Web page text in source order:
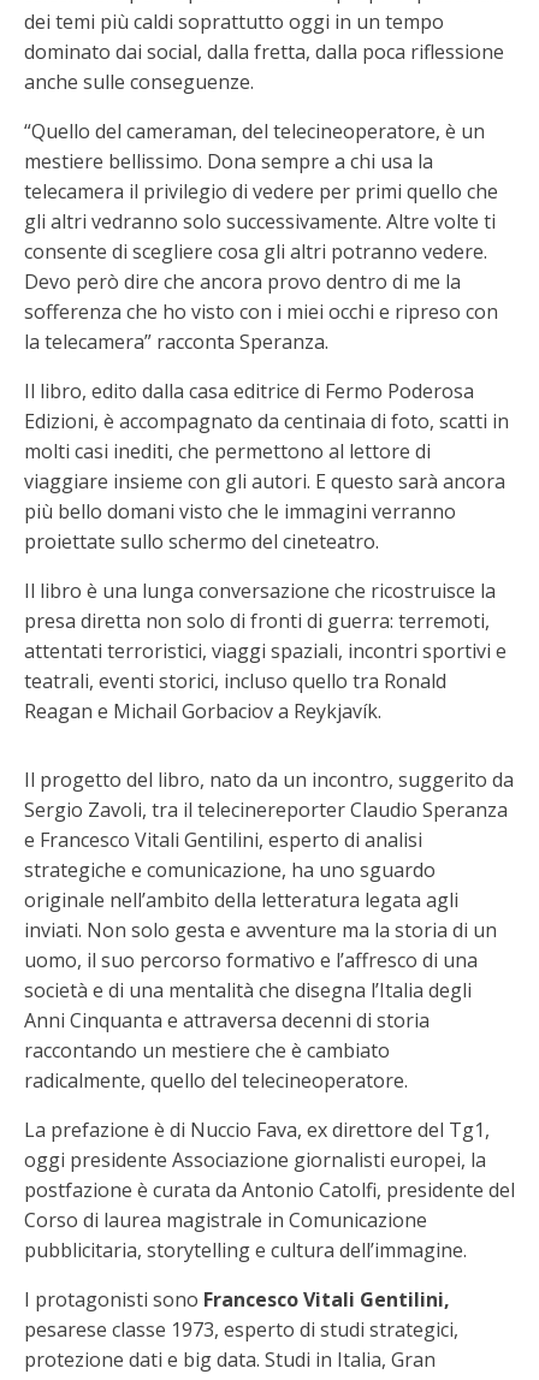
dei temi più caldi soprattutto oggi in un tempo
dominato dai social, dalla fretta, dalla poca riflessione
anche sulle conseguenze.
“Quello del cameraman, del telecineoperatore, è un
mestiere bellissimo. Dona sempre a chi usa la
telecamera il privilegio di vedere per primi quello che
gli altri vedranno solo successivamente. Altre volte ti
consente di scegliere cosa gli altri potranno vedere.
Devo però dire che ancora provo dentro di me la
sofferenza che ho visto con i miei occhi e ripreso con
la telecamera” racconta Speranza.
Il libro, edito dalla casa editrice di Fermo Poderosa
Edizioni, è accompagnato da centinaia di foto, scatti in
molti casi inediti, che permettono al lettore di
viaggiare insieme con gli autori. E questo sarà ancora
più bello domani visto che le immagini verranno
proiettate sullo schermo del cineteatro.
Il libro è una lunga conversazione che ricostruisce la
presa diretta non solo di fronti di guerra: terremoti,
attentati terroristici, viaggi spaziali, incontri sportivi e
teatrali, eventi storici, incluso quello tra Ronald
Reagan e Michail Gorbaciov a Reykjavík.
Il progetto del libro, nato da un incontro, suggerito da
Sergio Zavoli, tra il telecinereporter Claudio Speranza
e Francesco Vitali Gentilini, esperto di analisi
strategiche e comunicazione, ha uno sguardo
originale nell’ambito della letteratura legata agli
inviati. Non solo gesta e avventure ma la storia di un
uomo, il suo percorso formativo e l’affresco di una
società e di una mentalità che disegna l’Italia degli
Anni Cinquanta e attraversa decenni di storia
raccontando un mestiere che è cambiato
radicalmente, quello del telecineoperatore.
La prefazione è di Nuccio Fava, ex direttore del Tg1,
oggi presidente Associazione giornalisti europei, la
postfazione è curata da Antonio Catolfi, presidente del
Corso di laurea magistrale in Comunicazione
pubblicitaria, storytelling e cultura dell’immagine.
I protagonisti sono Francesco Vitali Gentilini,
pesarese classe 1973, esperto di studi strategici,
protezione dati e big data. Studi in Italia, Gran